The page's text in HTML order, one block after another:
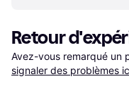
Retour
Avez-vous remarqué un
signaler des problèmes